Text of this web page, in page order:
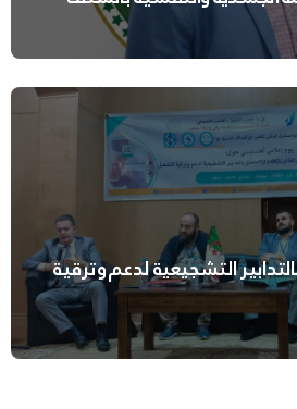
التشجيعية لدعم وترقية